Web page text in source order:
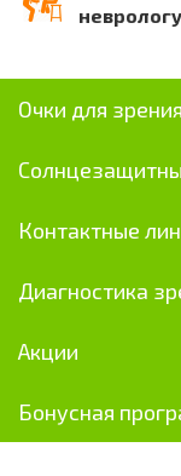
неврологу
Очки для зрения
Контактные
Диагностика
Акции
Бонусная